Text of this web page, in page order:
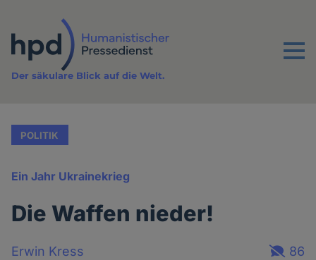
Inhalt
Menu
Der säkulare Blick auf die Welt.
POLITIK
Ein Jahr Ukrainekrieg
Die Waffen nieder!
Erwin Kress
86